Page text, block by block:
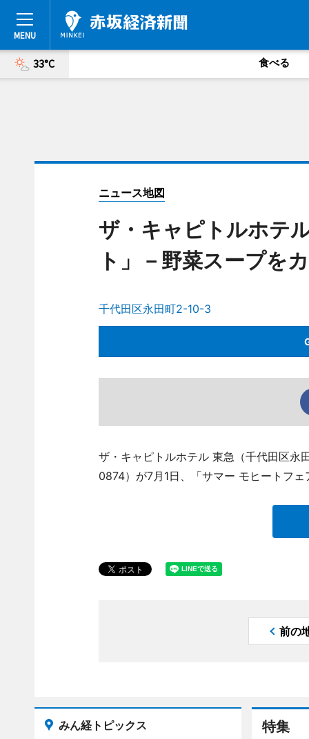
33°C 食べる
ニュース地図
ザ・キャピトルホテ
ト」－野菜スープを
千代田区永田町2-10-3
ザ・キャピトルホテル 東急（千代田区
0874）が7月1日、「サマー モヒートフェ
前の
特集
みん経トピックス